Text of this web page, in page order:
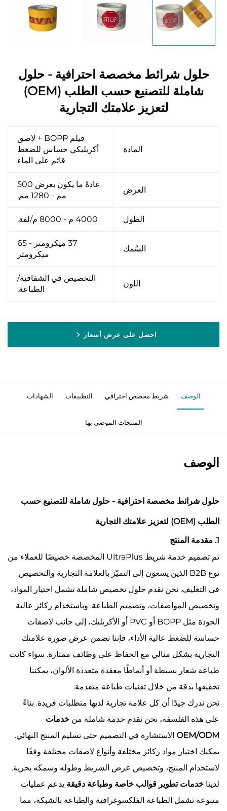
حلول شرائط مخصصة احترافية - حلول
شاملة للتصنيع حسب الطلب (OEM)
لتعزيز علامتك التجارية
المادة
فيلم BOPP + لاصق
أكريليكي حساس للضغط
قائم على الماء
العرض
عادةً ما يكون بعرض 500
مم - 1280 مم.
الطول 4000 م - 8000 م/لفة.
السُمك
37 ميكرومتر - 65
ميكرومتر
اللون
التخصيص في الشفافية/
الطباعة.
احصل على عرض أسعار
الوصف شريط مخصص احترافي التطبيقات الشهادات
المنتجات الموصى بها
الوصف
حلول شرائط مخصصة احترافية - حلول شاملة للتصنيع حسب
الطلب (OEM) لتعزيز علامتك التجارية
1. مقدمة المنتج
تم تصميم خدمة شريط UltraPlus المخصصة خصيصًا للعملاء من
نوع B2B الذين يسعون إلى التميّز بالعلامة التجارية والتخصيص
في التغليف. نحن نقدم حلول تخصيص شاملة تشمل اختيار المواد،
وتخصيص المواصفات، وتصميم الطباعة. وباستخدام ركائز عالية
الجودة مثل BOPP أو PVC أو الأكريليك، إلى جانب لاصقات
حساسة للضغط عالية الأداء، فإننا نضمن عرض صورة علامتك
التجارية بشكل مثالي مع الحفاظ على وظائف ممتازة. سواء كانت
طباعة شعار بسيطة أو أنماطًا معقدة متعددة الألوان، يمكننا
تحقيقها بدقة من خلال تقنيات طباعة متقدمة.
نحن ندرك جيدًا أن كل علامة تجارية لديها متطلبات فريدة. بناءً
على هذه الفلسفة، نحن نقدم خدمة شاملة من خدمات
OEM/ODM الاستشارة في التصميم حتى تسليم المنتج النهائي.
يمكنك اختيار مواد ركائز مختلفة وأنواع لاصقات مختلفة وفقًا
لاستخدام المنتج، وتخصيص عرض الشريط وطوله وسمكه بحرية.
لدينا خدمات تطوير قوالب خاصة وطباعة دقيقة يدعم عمليات
متنوعة تشمل الطباعة الفلكسوغرافية والطباعة بالشبكة، مما